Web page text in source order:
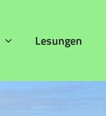
Lesungen